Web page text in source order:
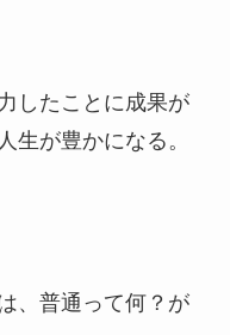
したことに成果が
生が豊かになる。
、普通って何？が